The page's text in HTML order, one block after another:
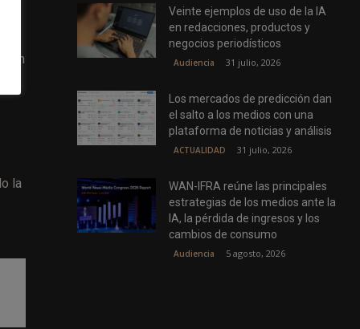
la
Veinte ejemplos de uso de la IA
en redacciones, productos y
negocios periodísticos
Audiencia 31 julio, 2026
Los mercados de predicción dan
el salto a los medios con una
plataforma de noticias y análisis
ACTUALIDAD 31 julio, 2026
WAN-IFRA reúne las principales
estrategias de los medios ante la
IA, la pérdida de ingresos y los
cambios de consumo
Audiencia 5 agosto, 2026